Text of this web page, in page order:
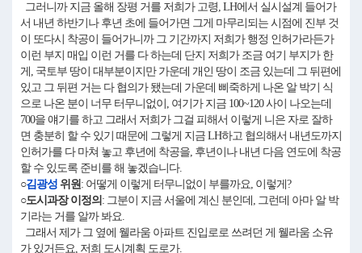
그러니까 지금 올해 장평 거를 저희가 고령, LH에서 실시설계 들어가
서 내년 하반기나 후년 초에 들어가면 그게 마무리되는 시점에 진부 것
이 또다시 착공이 들어가니까 그 기간까지 저희가 행정 인허가라든가
이런 부지 매입 이런 거를 다 하는데 단지 저희가 조금 여기 부지가 한
게, 국토부 땅이 대부분이지만 가운데 개인 땅이 조금 있는데 그 뒤편에
있고 그 뒤편 거는 다 협의가 됐는데 가운데 삐죽하게 나온 알 박기 식
으로 나온 분이 너무 터무니없이, 여기가 지금 100~120 사이 나오는데
700을 얘기를 하고 그래서 저희가 그걸 피해서 이렇게 니은 자로 잘하
면 충분히 할 수 있기 때문에 그렇게 지금 LH하고 협의해서 내년도까지
인허가를 다 마쳐 놓고 후년에 착공을, 후년이나 내년 다음 연도에 착공
할 수 있도록 준비를 해 놓겠습니다.
○김광성 위원: 어떻게 이렇게 터무니없이 부를까요, 이렇게?
○도시과장 이정의 : 그분이 지금 서울에 계신 분인데, 그런데 아마 알 박
기라는 거를 알까 봐요.
그래서 제가 그 옆에 웰라움 아파트 진입로로 쓰려던 게 웰라움 소유
가 있거든요, 저희 도시계획 도로가.